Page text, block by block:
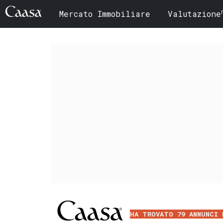
Mercato Immobiliare Valutazione
HA TROVATO 79 ANNUNCI